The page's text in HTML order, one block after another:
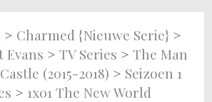
> Charmed {nieuwe Serie} >
Evans > TV Series > The Man
(2015-2018) > Seizoen 1
> 1x01 The New World